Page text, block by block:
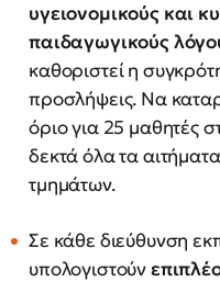
υγειονομικούς και
παιδαγωγικούς
καθοριστεί η
προσλήψεις. Να
όριο για 25 μαθητές
δεκτά όλα τα
τμημάτων.
Σε κάθε διεύθυνση
υπολογιστούν